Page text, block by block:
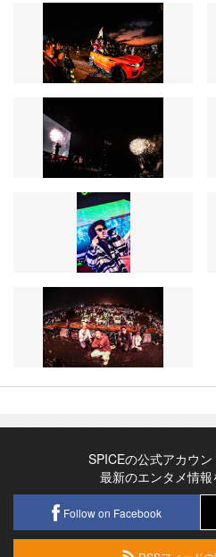
SPICEの公式アカウ
最新のエンタメ情報
Follow on Facebook